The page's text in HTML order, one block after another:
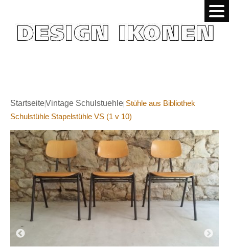
StartseiteVintage Schulstuehle Stühle aus Bibliothek
Schulstühle Stapelstühle VS (1 v 10)